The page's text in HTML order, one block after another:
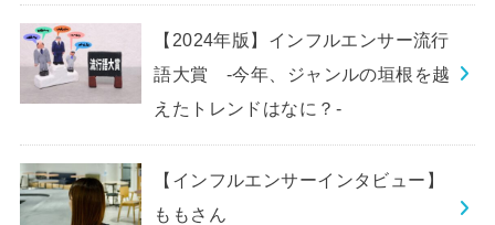
【2024年版】インフルエンサー流行
語大賞 -今年、ジャンルの垣根を越
えたトレンドはなに？-
【インフルエンサーインタビュー】
ももさん